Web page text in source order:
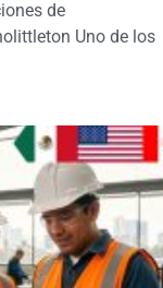
de
Uno de los